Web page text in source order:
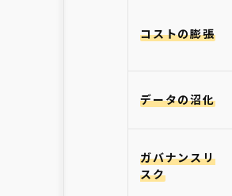
コストの膨張
データの沼化
ガバナンスリ
スク